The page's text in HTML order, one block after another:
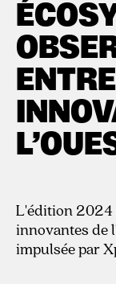
L'édition 2024
innovantes de
impulsée par